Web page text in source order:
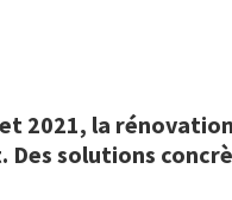
2021, la
solutions